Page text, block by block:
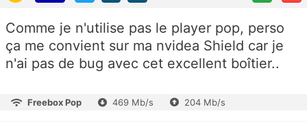
Comme je n'utilise pas le player pop, perso
ça me convient sur ma nvidea Shield car je
n'ai pas de bug avec cet excellent boîtier..
Freebox Pop 469 Mb/s 204 Mb/s